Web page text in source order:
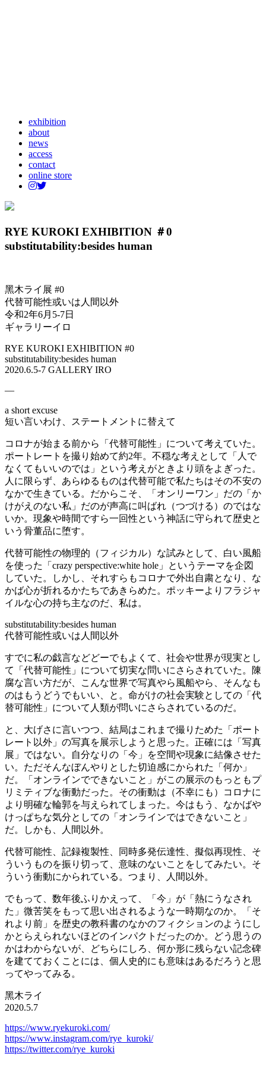
exhibition
about
news
access
contact
online store
RYE KUROKI EXHIBITION ＃0
substitutability:besides human
黑木ライ展 #0
代替可能性或いは人間以外
令和2年6月5-7日
ギャラリーイロ
RYE KUROKI EXHIBITION #0
substitutability:besides human
2020.6.5-7 GALLERY IRO
—
a short excuse
短い言いわけ、ステートメントに替えて
コロナが始まる前から「代替可能性」について考えていた。
ポートレートを撮り始めて約2年。不穏な考えとして「人で
なくてもいいのでは」という考えがときより頭をよぎった。
人に限らず、あらゆるものは代替可能で私たちはその不安の
なかで生きている。だからこそ、「オンリーワン」だの「か
けがえのない私」だのが声高に叫ばれ（つづける）のではな
いか。現象や時間ですら一回性という神話に守られて歴史と
いう骨董品に堕す。
代替可能性の物理的（フィジカル）な試みとして、白い風船
を使った「crazy perspective:white hole」というテーマを企図
していた。しかし、それすらもコロナで外出自粛となり、な
かば心が折れるかたちであきらめた。ポッキーよりフラジャ
イルな心の持ち主なのだ、私は。
substitutability:besides human
代替可能性或いは人間以外
すでに私の戯言などどーでもよくて、社会や世界が現実とし
て「代替可能性」について切実な問いにさらされていた。陳
腐な言い方だが、こんな世界で写真やら風船やら、そんなも
のはもうどうでもいい、と。命がけの社会実験としての「代
替可能性」について人類が問いにさらされているのだ。
と、大げさに言いつつ、結局はこれまで撮りためた「ポート
レート以外」の写真を展示しようと思った。正確には「写真
展」ではない。自分なりの「今」を空間や現象に結像させた
い。ただそんなぼんやりとした切迫感にかられた「何か」
だ。「オンラインでできないこと」がこの展示のもっともプ
リミティブな衝動だった。その衝動は（不幸にも）コロナに
より明確な輪郭を与えられてしまった。今はもう、なかばや
けっぱちな気分としての「オンラインではできないこと」
だ。しかも、人間以外。
代替可能性、記録複製性、同時多発伝達性、擬似再現性、そ
ういうものを振り切って、意味のないことをしてみたい。そ
ういう衝動にかられている。つまり、人間以外。
でもって、数年後ふりかえって、「今」が「熱にうなされ
た」微苦笑をもって思い出されるような一時期なのか。「そ
れより前」を歴史の教科書のなかのフィクションのようにし
かとらえられないほどのインパクトだったのか。どう思うの
かはわからないが、どちらにしろ、何か形に残らない記念碑
を建てておくことには、個人史的にも意味はあるだろうと思
ってやってみる。
黑木ライ
2020.5.7
https://www.ryekuroki.com/
https://www.instagram.com/rye_kuroki/
https://twitter.com/rye_kuroki